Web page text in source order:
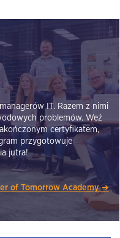
IT. Razem z nimi
problemów. Weź
certyfikatem,
przygotowuje
jutra!
of Tomorrow Academy ➔